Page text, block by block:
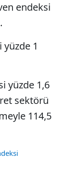
endeksi
1
yüzde 1,6
sektörü
114,5